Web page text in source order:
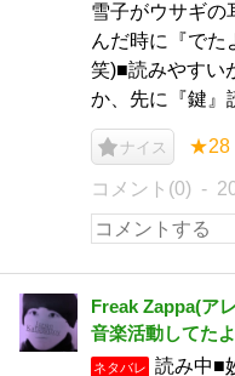
雪子がウサギの
んだ時に『でた
笑)■読みやすい
か、先に『鍵』
ナイス ★28
コメント(0)
Freak Zappa(ア
音楽活動してた
ネタバレ
読み中■